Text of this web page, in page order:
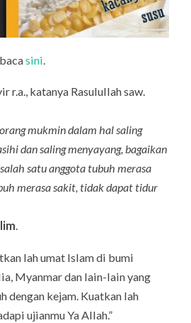
sini
r.a., katanya Rasulullah saw.
mukmin dalam hal saling
dan saling menyayang, bagaikan
satu anggota tubuh merasa
merasa sakit, tidak dapat tidur
.
lah umat Islam di bumi
Myanmar dan lain-lain yang
dengan kejam. Kuatkan lah
ujianmu Ya Allah.”